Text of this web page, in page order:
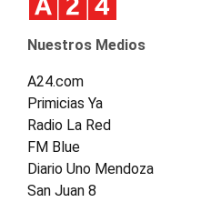
Nuestros Medios
A24.com
Primicias Ya
Radio La Red
FM Blue
Diario Uno Mendoza
San Juan 8